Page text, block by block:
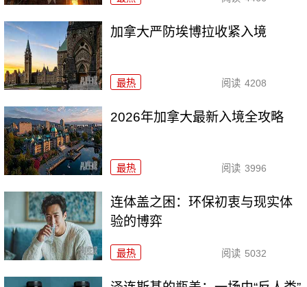
加拿大严防埃博拉收紧入境
最热 阅读 4208
2026年加拿大最新入境全攻略
最热 阅读 3996
连体盖之困：环保初衷与现实体
验的博弈
最热 阅读 5032